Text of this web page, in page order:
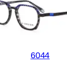
6044